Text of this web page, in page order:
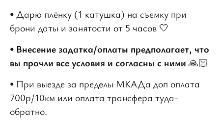
• Дарю плёнку (1 катушка) на съемку при
брони даты и занятости от 5 часов 🤍
• Внесение задатка/оплаты предполагает, что
вы прочли все условия и согласны с ними 🙏🏻
• При выезде за пределы МКАДа доп оплата
700р/10км или оплата трансфера туда-
обратно.